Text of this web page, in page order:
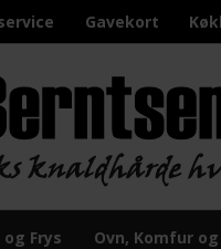
Gavekort
og Frys Ovn, Komfur